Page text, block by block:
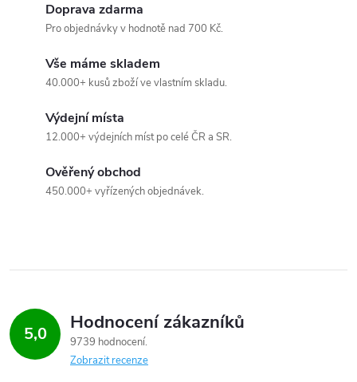
r
v
k
Doprava zdarma
Pro objednávky v hodnotě nad 700 Kč.
Vše máme skladem
40.000+ kusů zboží ve vlastním skladu.
Výdejní místa
12.000+ výdejních míst po celé ČR a SR.
Ověřený obchod
450.000+ vyřízených objednávek.
5,0 Hodnocení zákazníků
9739 hodnocení
Zobrazit recenze